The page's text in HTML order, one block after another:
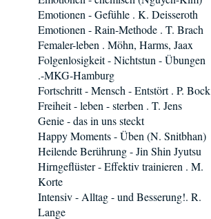
Emotionen - Gefühle . K. Deisseroth
Emotionen - Rain-Methode . T. Brach
Femaler-leben . Möhn, Harms, Jaax
Folgenlosigkeit - Nichtstun - Übungen
.-MKG-Hamburg
Fortschritt - Mensch - Entstört . P. Bock
Freiheit - leben - sterben . T. Jens
Genie - das in uns steckt
Happy Moments - Üben (N. Snitbhan)
Heilende Berührung - Jin Shin Jyutsu
Hirngeflüster - Effektiv trainieren . M.
Korte
Intensiv - Alltag - und Besserung!. R.
Lange